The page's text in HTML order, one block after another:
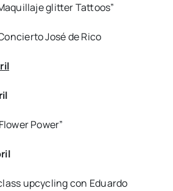
glit­ter Tat­toos”
José de Rico
Power”
upcy­cling con Eduar­do